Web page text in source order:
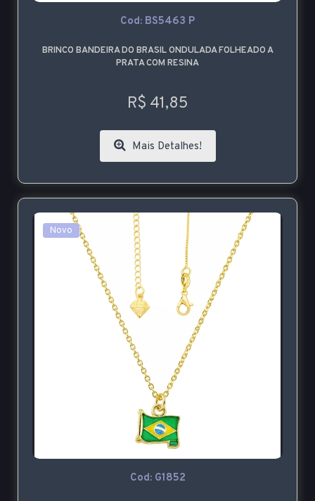
Cod: BS5463 P
BRINCO BANDEIRA DO BRASIL ONDULADA FOLHEADO A
PRATA COM RESINA
R$ 41,85
Mais Detalhes!
Novo
Cod: G1852